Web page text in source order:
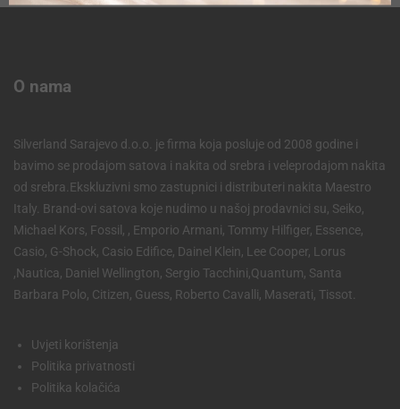
O nama
Silverland Sarajevo d.o.o. je firma koja posluje od 2008 godine i
bavimo se prodajom satova i nakita od srebra i veleprodajom nakita
od srebra.Ekskluzivni smo zastupnici i distributeri nakita Maestro
Italy. Brand-ovi satova koje nudimo u našoj prodavnici su, Seiko,
Michael Kors, Fossil, , Emporio Armani, Tommy Hilfiger, Essence,
Casio, G-Shock, Casio Edifice, Dainel Klein, Lee Cooper, Lorus
,Nautica, Daniel Wellington, Sergio Tacchini,Quantum, Santa
Barbara Polo, Citizen, Guess, Roberto Cavalli, Maserati, Tissot.
Uvjeti korištenja
Politika privatnosti
Politika kolačića